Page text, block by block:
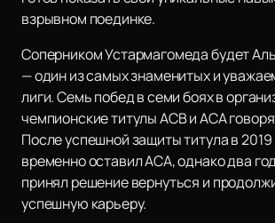
взрывном поединке.
Соперником Устармагомеда будет
— один из самых знаменитых и
лиги. Семь побед в семи боях в
чемпионские титулы ACB и ACA
После успешной защиты титула в 2019
временно оставил АСА, однако два
принял решение вернуться и
успешную карьеру.